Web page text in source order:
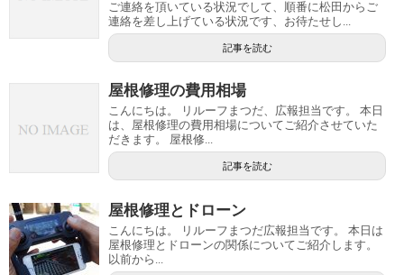
ご連絡を頂いている状況でして、順番に松田からご
連絡を差し上げている状況です、お待たせし...
記事を読む
屋根修理の費用相場
こんにちは。 リルーフまつだ、広報担当です。 本日
は、屋根修理の費用相場についてご紹介させていた
だきます。 屋根修...
記事を読む
屋根修理とドローン
こんにちは。 リルーフまつだ広報担当です。 本日は
屋根修理とドローンの関係についてご紹介します。
以前から...